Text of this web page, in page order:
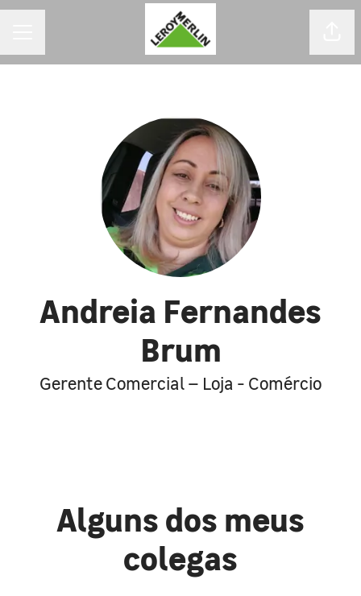
Andreia Fernandes
Brum
Gerente Comercial – Loja - Comércio
Alguns dos meus
colegas